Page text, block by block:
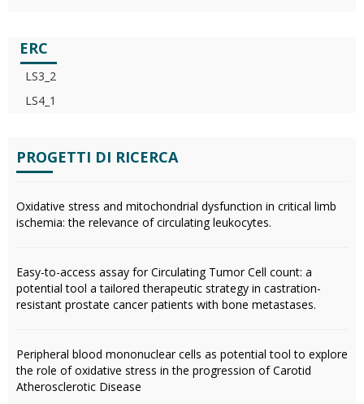
ERC
LS3_2
LS4_1
PROGETTI DI RICERCA
Oxidative stress and mitochondrial dysfunction in critical limb
ischemia: the relevance of circulating leukocytes.
Easy-to-access assay for Circulating Tumor Cell count: a
potential tool a tailored therapeutic strategy in castration-
resistant prostate cancer patients with bone metastases.
Peripheral blood mononuclear cells as potential tool to explore
the role of oxidative stress in the progression of Carotid
Atherosclerotic Disease